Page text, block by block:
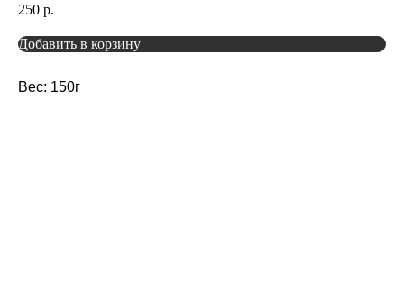
250 р.
Добавить в корзину
Вес: 150г